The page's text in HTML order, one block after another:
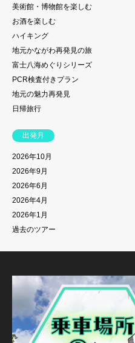
美術館・博物館を楽しむ
お酒を楽しむ
ハイキング
地元かながわ再発見の旅
富士八海めぐりシリーズ
PCR検査付きプラン
地元の魅力再発見
日帰旅行
出発月
2026年10月
2026年9月
2026年6月
2026年4月
2026年1月
過去のツアー